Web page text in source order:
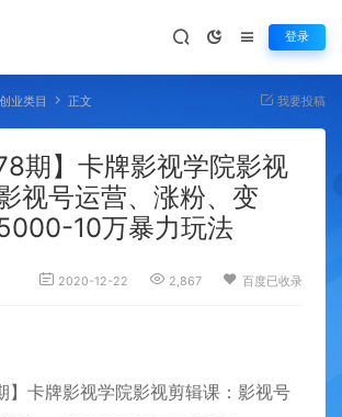
登录
创业类目 正文 我要投稿
期】卡牌影视学院影视
视号运营、涨粉、变
10万暴力玩法
2020-12-22 2,867 百度已收录